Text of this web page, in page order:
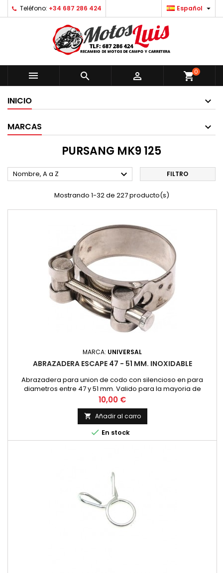
Teléfono: +34 687 286 424 Español 
   shopping_cart0
INICIO
MARCAS
PURSANG MK9 125
Nombre, A a Z  FILTRO
Mostrando 1-32 de 227 producto(s)
MARCA: UNIVERSAL
ABRAZADERA ESCAPE 47 - 51 MM. INOXIDABLE
Abrazadera para union de codo con silencioso en para
diametros entre 47 y 51 mm. Valido para la mayoria de
modelos, Montesa Impala 175, OSSA 160, 175 Bultaco Mercurio,
Metralla... Fabricada en acero inoxidable con tornillo
hexagonal Precio por unidad.
Precio
10,00 €
 Añadir al carro
 En stock